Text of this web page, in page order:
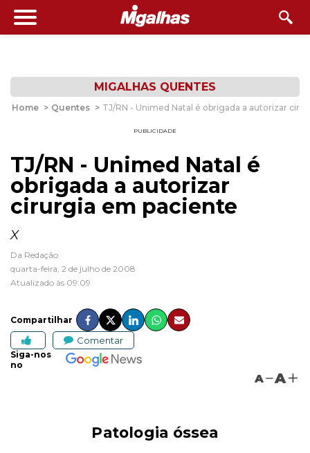
MIGALHAS QUENTES
Home > Quentes > TJ/RN - Unimed Natal é obrigada a autorizar
PUBLICIDADE
TJ/RN - Unimed Natal é
obrigada a autorizar
cirurgia em paciente
X
Da Redação
quarta-feira, 2 de julho de 2008
Atualizado às 09:09
Compartilhar
Comentar
Siga-nos
no
A A
Patologia óssea